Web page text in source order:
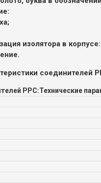
изолятора в
соединителей
РРС:Технические